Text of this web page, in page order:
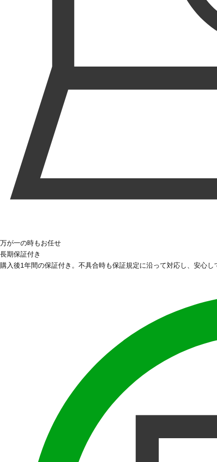
万が一の時もお任せ
長期保証付き
購入後1年間の保証付き。不具合時も保証規定に沿って対応し、安心